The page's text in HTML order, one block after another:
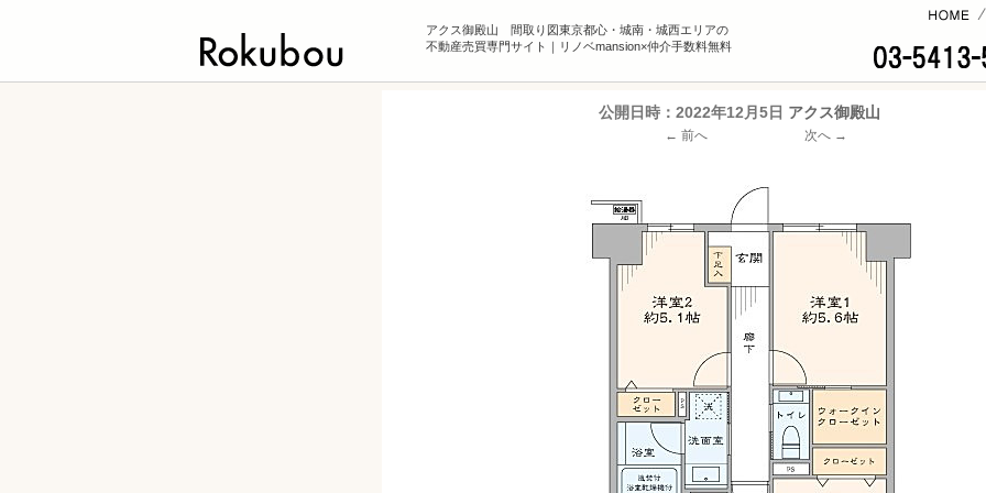
アクス御殿山 間取り図東京都心・城南・城西エリアの
不動産売買専門サイト｜リノベmansion×仲介手数料無料
コンテンツ
公開日時： 2022年12月5日 アクス御殿山
← 前へ 次へ →